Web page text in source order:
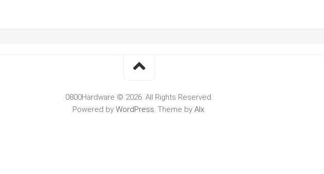
0800Hardware © 2026. All Rights Reserved.
Powered by WordPress. Theme by Alx.